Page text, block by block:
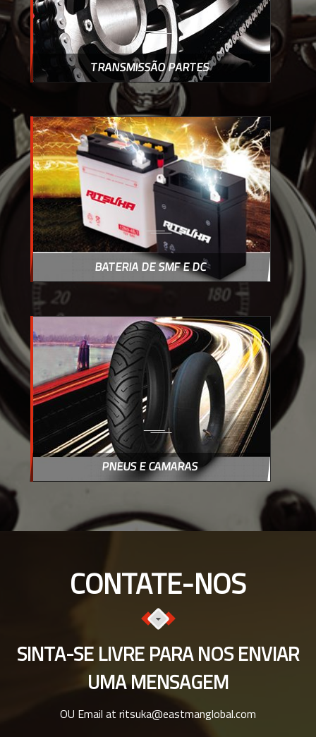
TRANSMISSÃO PARTES
BATERIA DE SMF E DC
PNEUS E CAMARAS
CONTATE-NOS
SINTA-SE LIVRE PARA NOS ENVIAR
UMA MENSAGEM
OU Email at ritsuka@eastmanglobal.com